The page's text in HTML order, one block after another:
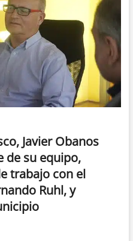
Javier Obanos
de su equipo,
trabajo con el
Ruhl, y